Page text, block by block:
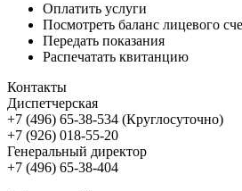
Оплатить услуги
Посмотреть баланс лицевого
Передать показания
Распечатать квитанцию
Контакты
Диспетчерская
+7 (496) 65-38-534 (Круглосуточно)
+7 (926) 018-55-20
Генеральный директор
+7 (496) 65-38-404